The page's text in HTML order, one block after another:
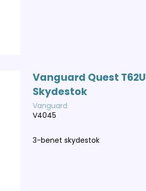
Vanguard Quest T62U
Skydestok
Vanguard
V4045
3-benet skydestok